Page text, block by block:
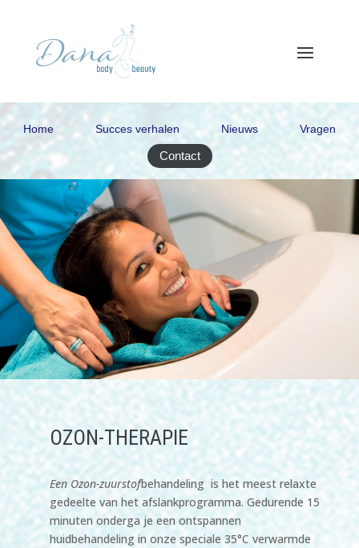
Home Succes verhalen Nieuws Vragen
Contact
OZON-THERAPIE
Een Ozon-zuurstofbehandeling is het meest relaxte
gedeelte van het afslankprogramma. Gedurende 15
minuten onderga je een ontspannen
huidbehandeling in onze speciale 35°C verwarmde